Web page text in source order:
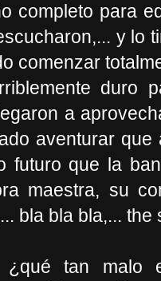
completo para
y lo
comenzar
duro
a
aventurar
futuro que la
maestra, su
bla bla bla,...
¿qué tan malo